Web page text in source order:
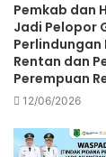
Pemkab dan
Jadi Pelopor
Perlindungan
Rentan dan
Perempuan
12/06/2026